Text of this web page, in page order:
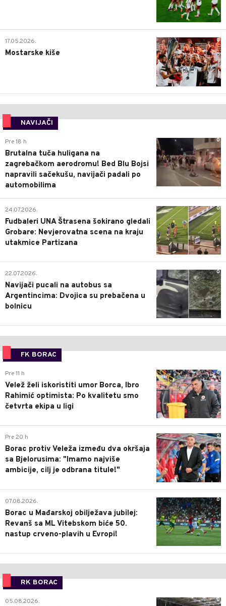
0
17.05.2026.
Mostarske kiše
NAVIJAČI
0
Pre 18 h
Brutalna tuča huligana na
zagrebačkom aerodromu! Bed Blu Bojsi
napravili sačekušu, navijači padali po
automobilima
0
24.07.2026.
Fudbaleri UNA Štrasena šokirano gledali
Grobare: Nevjerovatna scena na kraju
utakmice Partizana
0
22.07.2026.
Navijači pucali na autobus sa
Argentincima: Dvojica su prebačena u
bolnicu
FK BORAC
0
Pre 11 h
Velež želi iskoristiti umor Borca, Ibro
Rahimić optimista: Po kvalitetu smo
četvrta ekipa u ligi
0
Pre 20 h
Borac protiv Veleža između dva okršaja
sa Bjelorusima: "Imamo najviše
ambicije, cilj je odbrana titule!"
0
07.08.2026.
Borac u Mađarskoj obilježava jubilej:
Revanš sa ML Vitebskom biće 50.
nastup crveno-plavih u Evropi!
RK BORAC
0
05.08.2026.